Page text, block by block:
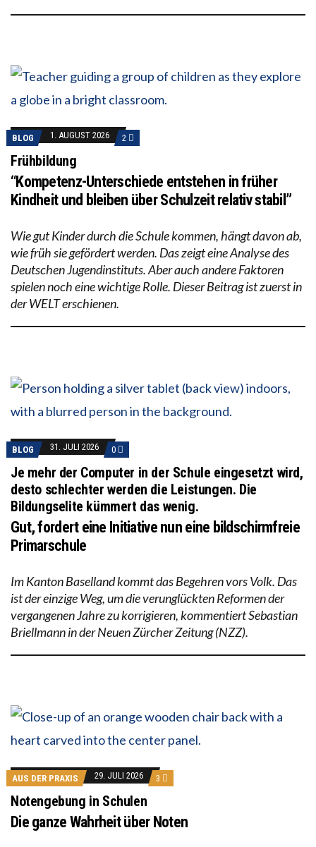
BLOG 1. AUGUST 2026 2
Frühbildung
“Kompetenz-Unterschiede entstehen in früher
Kindheit und bleiben über Schulzeit relativ stabil”
Wie gut Kinder durch die Schule kommen, hängt davon ab,
wie früh sie gefördert werden. Das zeigt eine Analyse des
Deutschen Jugendinstituts. Aber auch andere Faktoren
spielen noch eine wichtige Rolle. Dieser Beitrag ist zuerst in
der WELT erschienen.
BLOG 31. JULI 2026 0
Je mehr der Computer in der Schule eingesetzt wird,
desto schlechter werden die Leistungen. Die
Bildungselite kümmert das wenig.
Gut, fordert eine Initiative nun eine bildschirmfreie
Primarschule
Im Kanton Baselland kommt das Begehren vors Volk. Das
ist der einzige Weg, um die verunglückten Reformen der
vergangenen Jahre zu korrigieren, kommentiert Sebastian
Briellmann in der Neuen Zürcher Zeitung (NZZ).
AUS DER PRAXIS 29. JULI 2026 3
Notengebung in Schulen
Die ganze Wahrheit über Noten